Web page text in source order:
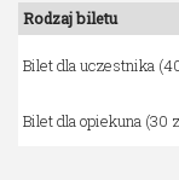
Rodzaj biletu
Bilet dla uczestnika
Bilet dla opiekuna